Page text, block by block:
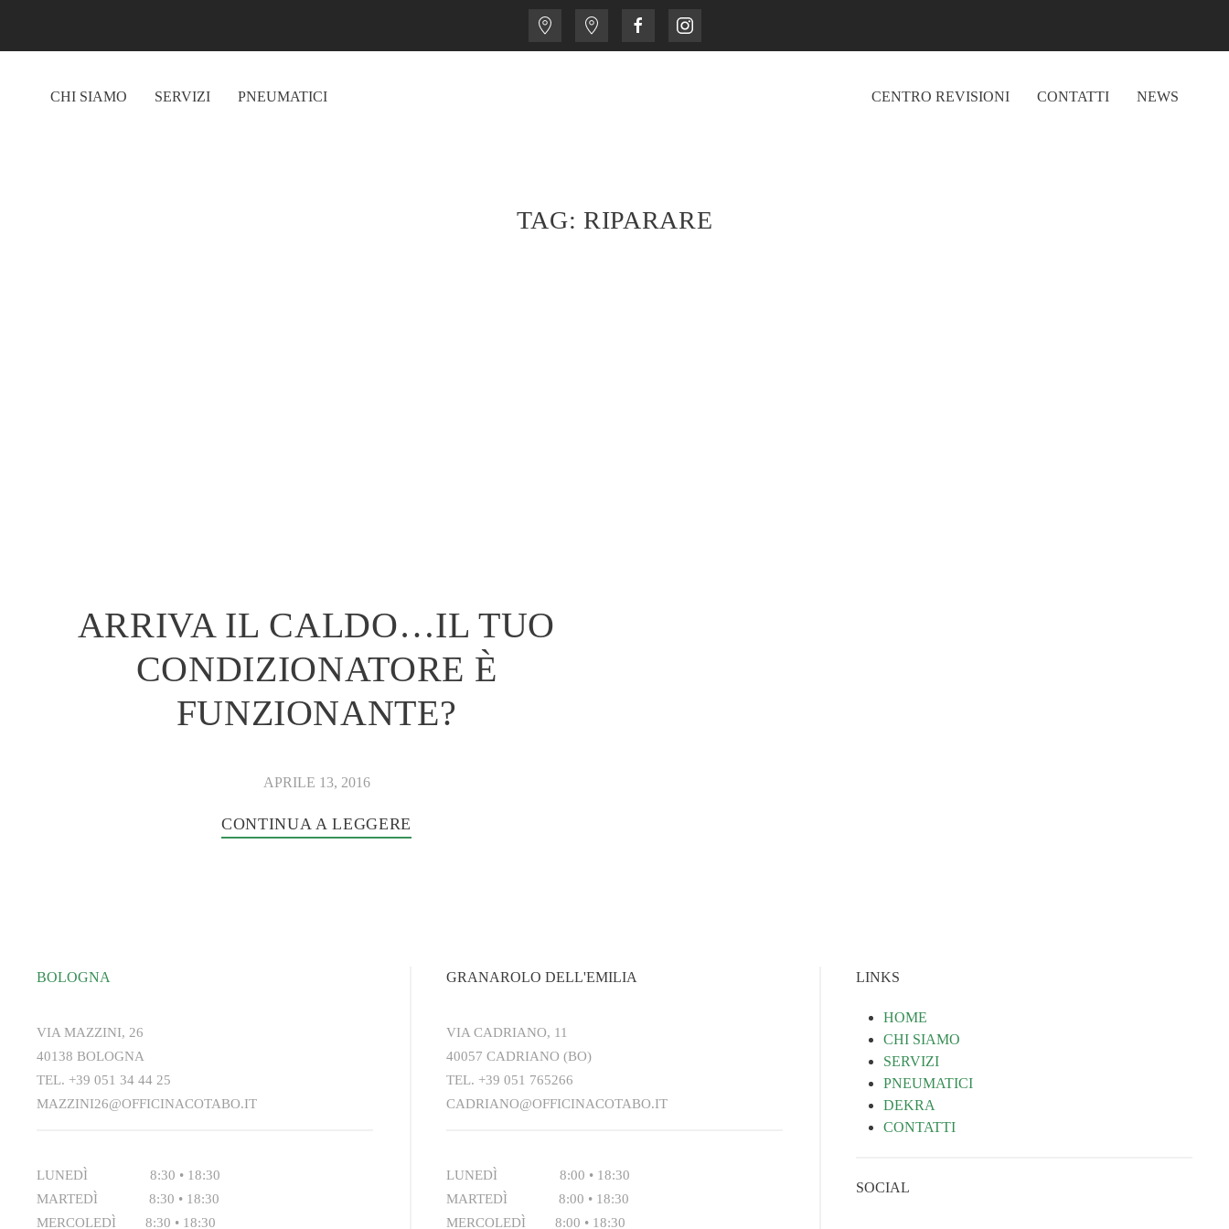
Skip to main content
CHI SIAMO SERVIZI PNEUMATICI CENTRO REVISIONI CONTATTI NEWS
TAG:RIPARARE
BOLOGNA
VIA MAZZINI, 26
40138 BOLOGNA
TEL. +39 051 34 44 25
MAZZINI26@OFFICINACOTABO.IT
LUNEDÌ 8:30 • 18:30
MARTEDÌ 8:30 • 18:30
MERCOLEDÌ 8:30 • 18:30
GRANAROLO DELL'EMILIA
VIA CADRIANO, 11
40057 CADRIANO (BO)
TEL. +39 051 765266
CADRIANO@OFFICINACOTABO.IT
LUNEDÌ 8:00 • 18:30
MARTEDÌ 8:00 • 18:30
MERCOLEDÌ 8:00 • 18:30
LINKS
HOME
CHI SIAMO
SERVIZI
PNEUMATICI
DEKRA
CONTATTI
SOCIAL